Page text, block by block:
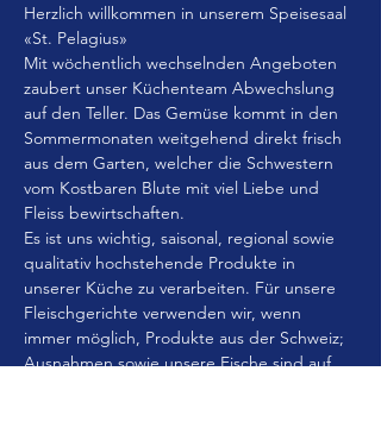
Herzlich willkommen in unserem Speisesaal
«St. Pelagius»
Mit wöchentlich wechselnden Angeboten
zaubert unser Küchenteam Abwechslung
auf den Teller. Das Gemüse kommt in den
Sommermonaten weitgehend direkt frisch
aus dem Garten, welcher die Schwestern
vom Kostbaren Blute mit viel Liebe und
Fleiss bewirtschaften.
Es ist uns wichtig, saisonal, regional sowie
qualitativ hochstehende Produkte in
unserer Küche zu verarbeiten. Für unsere
Fleischgerichte verwenden wir, wenn
immer möglich, Produkte aus der Schweiz;
Ausnahmen sowie unsere Fische sind auf